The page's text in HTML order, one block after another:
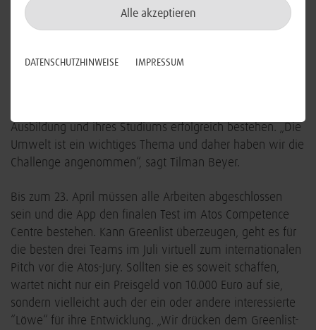
Alle akzeptieren
DATENSCHUTZHINWEISE IMPRESSUM
und die bisherige Planung müssen sie in der App
technisch umsetzen. Außerdem suchen sie für den
den Supermärkten. Für die vier Azubis bedeutet das in
Ausbildung und ihres Studiums erfolgreich bestehen. „Die
Umwelt ist ein wichtiges Thema und daher haben wir die
Challenge angenommen“, sagt Tilman Beyer.
Bis zum 23. April müssen alle Arbeiten abgeschlossen
sein und die App den finalen Test im Atos Competence
Centre bestehen. Kann Greenlist überzeugen, geht es für
die besten drei Teams im Juli virtuell zum internationalen
Pitch vor die Atos-Jury. Sollten sie es soweit schaffen,
wartet nicht nur ein Preisgeld von 10.000 Euro auf sie,
sondern vielleicht auch der ein oder andere interessierte
“Löwe“ für ihre Entwicklung. „Wir drücken dem Greenlist-